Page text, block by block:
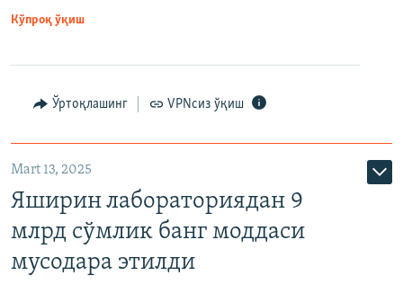
Кўпроқ ўқиш
Ўртоқлашинг VPNсиз ўқиш
Mart 13, 2025
Яширин лабораториядан 9
млрд сўмлик банг моддаси
мусодара этилди